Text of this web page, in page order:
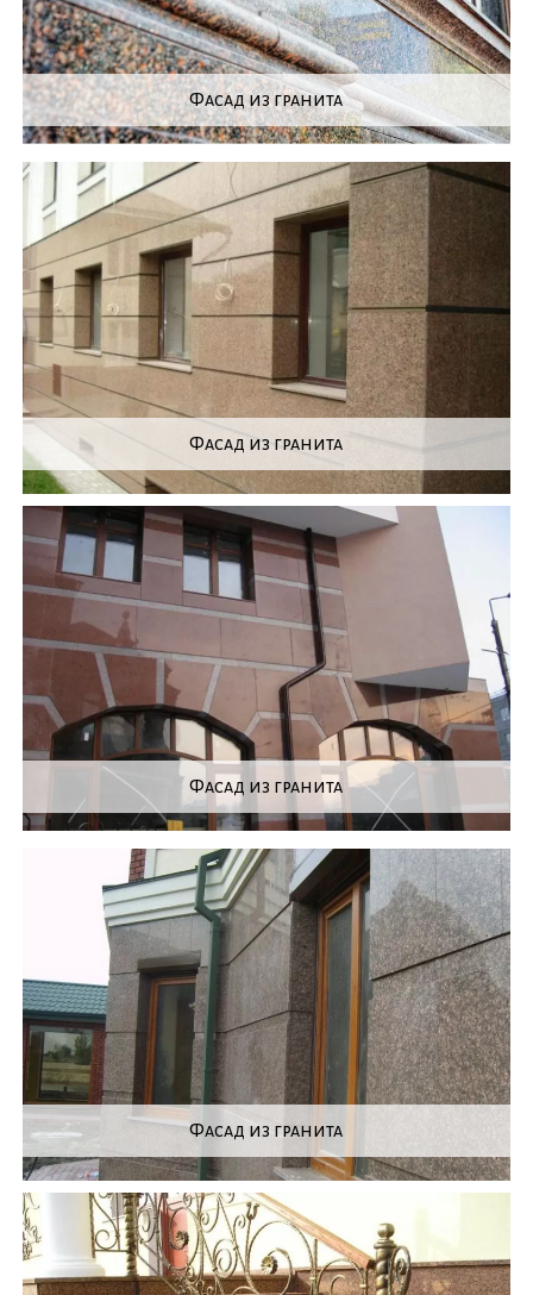
Фасад из гранита
Фасад из гранита
Фасад из гранита
Фасад из гранита